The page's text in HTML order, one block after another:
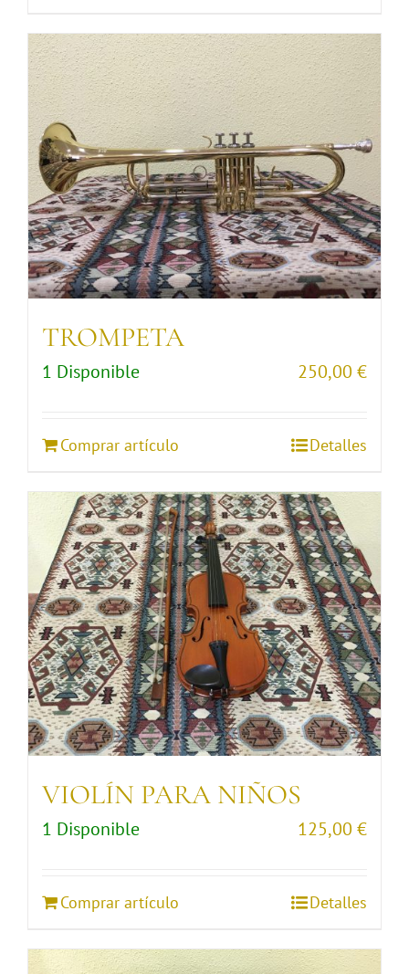
TROMPETA
1 Disponible 250,00 €
Comprar artículo Detalles
VIOLÍN PARA NIÑOS
1 Disponible 125,00 €
Comprar artículo Detalles